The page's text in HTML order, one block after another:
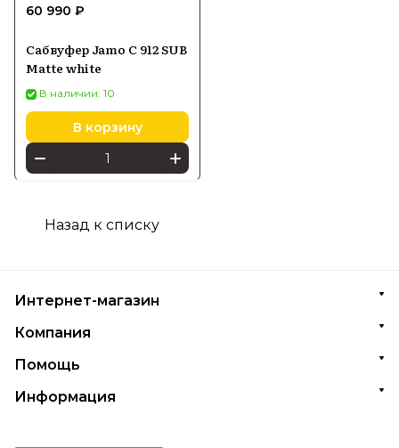
60 990 ₽
Сабвуфер Jamo C 912 SUB
Matte white
В наличии: 10
В корзину
Назад к списку
Интернет-магазин
Компания
Помощь
Информация